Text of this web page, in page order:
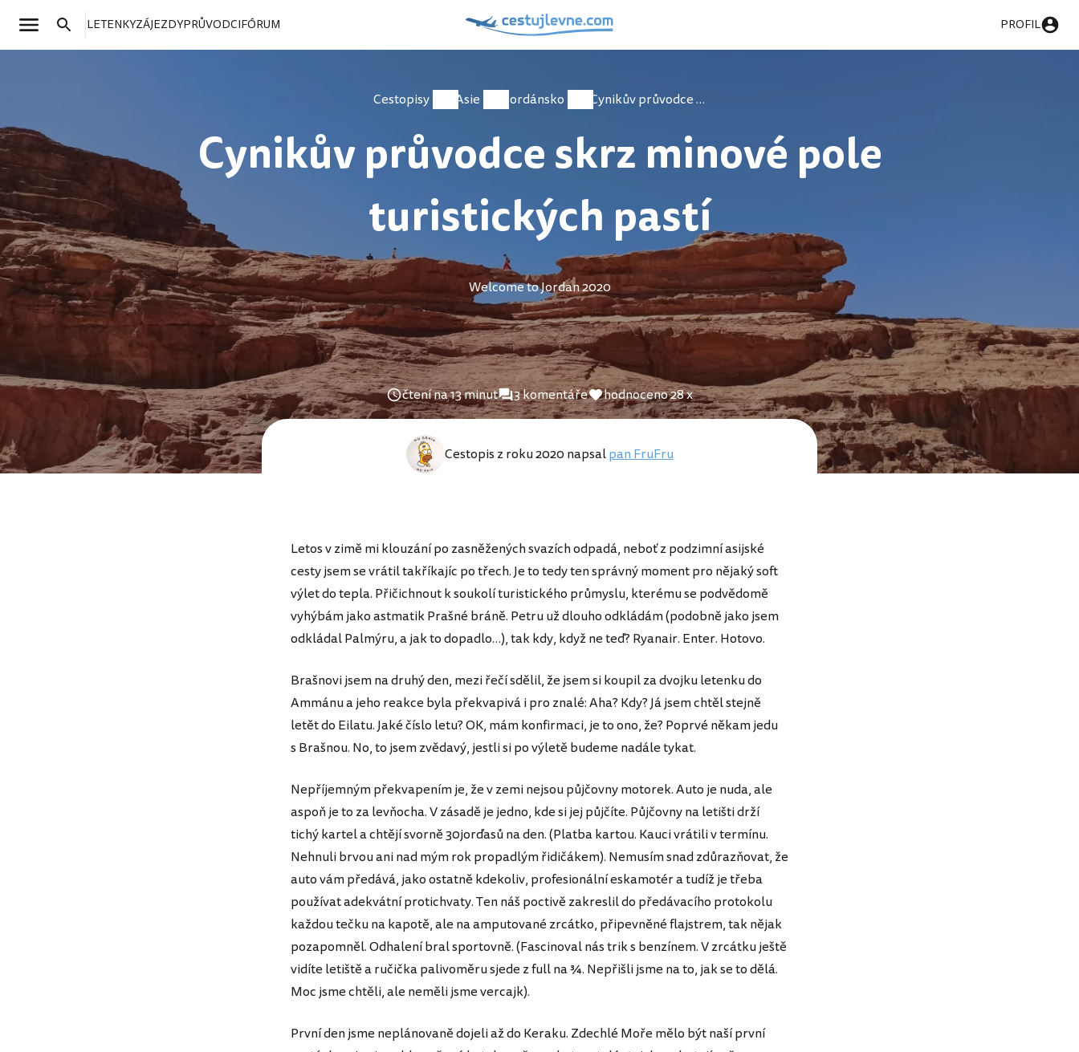
LETENKYZÁJEZDYPRŮVODCIFÓRUM PROFIL
Cestopisy Asie Jordánsko Cynikův průvodce skrz minové pole turistických pastí
Cynikův průvodce skrz minové pole
turistických pastí
Welcome to Jordan 2020
čtení na 13 minut 3 komentáře hodnoceno 28 x
Cestopis z roku 2020 napsalpan FruFru
Letos v zimě mi klouzání po zasněžených svazích odpadá, neboť z podzimní asijské
cesty jsem se vrátil takříkajíc po třech. Je to tedy ten správný moment pro nějaký soft
výlet do tepla. Přičichnout k soukolí turistického průmyslu, kterému se podvědomě
vyhýbám jako astmatik Prašné bráně. Petru už dlouho odkládám (podobně jako jsem
odkládal Palmýru, a jak to dopadlo…), tak kdy, když ne teď? Ryanair. Enter. Hotovo.
Brašnovi jsem na druhý den, mezi řečí sdělil, že jsem si koupil za dvojku letenku do
Ammánu a jeho reakce byla překvapivá i pro znalé: Aha? Kdy? Já jsem chtěl stejně
letět do Eilatu. Jaké číslo letu? OK, mám konfirmaci, je to ono, že? Poprvé někam jedu
s Brašnou. No, to jsem zvědavý, jestli si po výletě budeme nadále tykat.
Nepříjemným překvapením je, že v zemi nejsou půjčovny motorek. Auto je nuda, ale
aspoň je to za levňocha. V zásadě je jedno, kde si jej půjčíte. Půjčovny na letišti drží
tichý kartel a chtějí svorně 30jorďasů na den. (Platba kartou. Kauci vrátili v termínu.
Nehnuli brvou ani nad mým rok propadlým řidičákem). Nemusím snad zdůrazňovat, že
auto vám předává, jako ostatně kdekoliv, profesionální eskamotér a tudíž je třeba
používat adekvátní protichvaty. Ten náš poctivě zakreslil do předávacího protokolu
každou tečku na kapotě, ale na amputované zrcátko, připevněné flajstrem, tak nějak
pozapomněl. Odhalení bral sportovně. (Fascinoval nás trik s benzínem. V zrcátku ještě
vidíte letiště a ručička palivoměru sjede z full na ¾. Nepřišli jsme na to, jak se to dělá.
Moc jsme chtěli, ale neměli jsme vercajk).
První den jsme neplánovaně dojeli až do Keraku. Zdechlé Moře mělo být naší první